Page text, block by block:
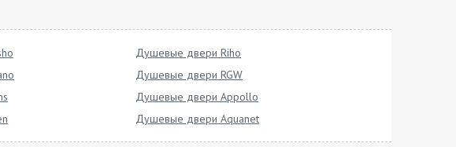
Душевые двери Riho
Душевые двери RGW
Душевые двери Appollo
Душевые двери Aquanet